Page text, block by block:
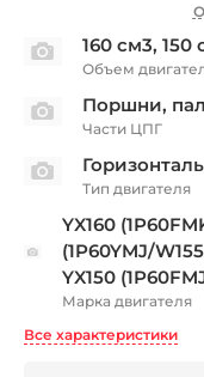
160 см3, 150
Объем
Поршни,
Части ЦПГ
Тип двигателя
YX160
(1P60YMJ/
YX150
Марка двигателя
Все характеристики